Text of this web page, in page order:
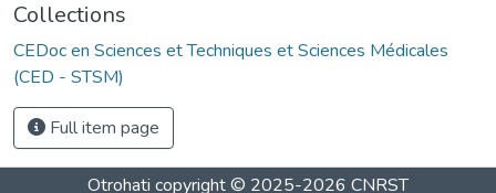
Collections
CEDoc en Sciences et Techniques et Sciences Médicales
(CED - STSM)
Full item page
Otrohati copyright © 2025-2026 CNRST